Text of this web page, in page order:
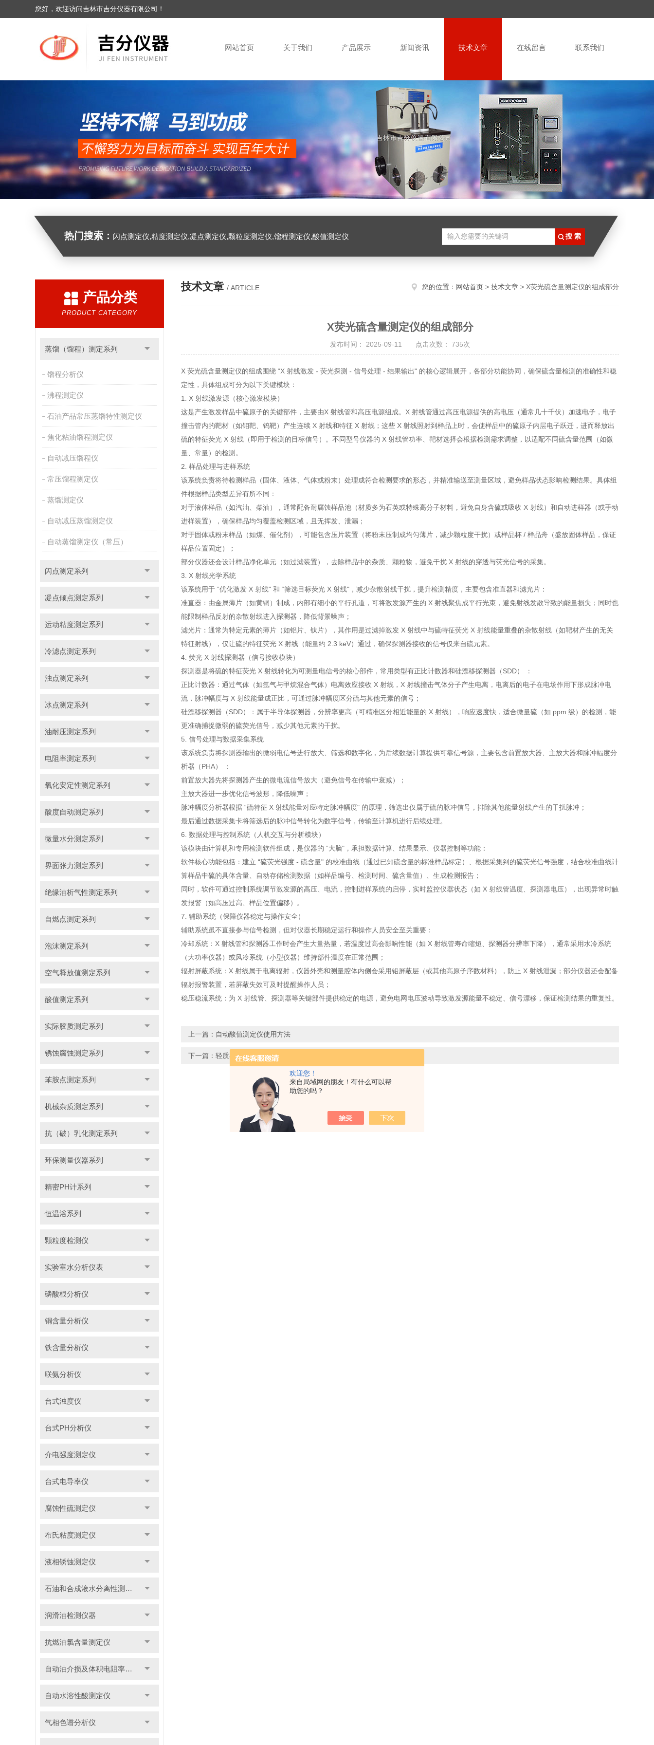
欢迎您！
来自局域网的朋友！有什么可以帮
助您的吗？
您好，欢迎访问吉林市吉分仪器有限公司！
网站首页 关于我们 产品展示 新闻资讯 技术文章 在线留言 联系我们
热门搜索： 闪点测定仪,粘度测定仪,凝点测定仪,颗粒度测定仪,馏程测定仪,酸值测定仪
产品分类
PRODUCT CATEGORY
蒸馏（馏程）测定系列
馏程分析仪
沸程测定仪
石油产品常压蒸馏特性测定仪
焦化粘油馏程测定仪
自动减压馏程仪
常压馏程测定仪
蒸馏测定仪
自动减压蒸馏测定仪
自动蒸馏测定仪（常压）
闪点测定系列
凝点倾点测定系列
运动粘度测定系列
冷滤点测定系列
浊点测定系列
冰点测定系列
油耐压测定系列
电阻率测定系列
氧化安定性测定系列
酸度自动测定系列
微量水分测定系列
界面张力测定系列
绝缘油析气性测定系列
自燃点测定系列
泡沫测定系列
空气释放值测定系列
酸值测定系列
实际胶质测定系列
锈蚀腐蚀测定系列
苯胺点测定系列
机械杂质测定系列
抗（破）乳化测定系列
环保测量仪器系列
精密PH计系列
恒温浴系列
颗粒度检测仪
实验室水分析仪表
磷酸根分析仪
铜含量分析仪
铁含量分析仪
联氨分析仪
台式浊度仪
台式PH分析仪
介电强度测定仪
台式电导率仪
腐蚀性硫测定仪
布氏粘度测定仪
液相锈蚀测定仪
石油和合成液水分离性测定仪
润滑油检测仪器
抗燃油氯含量测定仪
自动油介损及体积电阻率测定仪
自动水溶性酸测定仪
气相色谱分析仪
技术文章 / ARTICLE 您的位置： 网站首页 > 技术文章 > X荧光硫含量测定仪的组成部分
X荧光硫含量测定仪的组成部分
发布时间： 2025-09-11 点击次数： 735次
X 荧光硫含量测定仪的组成围绕 “X 射线激发 - 荧光探测 - 信号处理 - 结果输出" 的核心逻辑展开，各部分功能协同，确保硫含量检测的准确性和稳
定性，具体组成可分为以下关键模块：
1. X 射线激发源（核心激发模块）
这是产生激发样品中硫原子的关键部件，主要由X 射线管和高压电源组成。X 射线管通过高压电源提供的高电压（通常几十千伏）加速电子，电子
撞击管内的靶材（如钼靶、钨靶）产生连续 X 射线和特征 X 射线；这些 X 射线照射到样品上时，会使样品中的硫原子内层电子跃迁，进而释放出
硫的特征荧光 X 射线（即用于检测的目标信号）。不同型号仪器的 X 射线管功率、靶材选择会根据检测需求调整，以适配不同硫含量范围（如微
量、常量）的检测。
2. 样品处理与进样系统
该系统负责将待检测样品（固体、液体、气体或粉末）处理成符合检测要求的形态，并精准输送至测量区域，避免样品状态影响检测结果。具体组
件根据样品类型差异有所不同：
对于液体样品（如汽油、柴油），通常配备耐腐蚀样品池（材质多为石英或特殊高分子材料，避免自身含硫或吸收 X 射线）和自动进样器（或手动
进样装置），确保样品均匀覆盖检测区域，且无挥发、泄漏；
对于固体或粉末样品（如煤、催化剂），可能包含压片装置（将粉末压制成均匀薄片，减少颗粒度干扰）或样品杯 / 样品舟（盛放固体样品，保证
样品位置固定）；
部分仪器还会设计样品净化单元（如过滤装置），去除样品中的杂质、颗粒物，避免干扰 X 射线的穿透与荧光信号的采集。
3. X 射线光学系统
该系统用于 “优化激发 X 射线" 和 “筛选目标荧光 X 射线"，减少杂散射线干扰，提升检测精度，主要包含准直器和滤光片：
准直器：由金属薄片（如黄铜）制成，内部有细小的平行孔道，可将激发源产生的 X 射线聚焦成平行光束，避免射线发散导致的能量损失；同时也
能限制样品反射的杂散射线进入探测器，降低背景噪声；
滤光片：通常为特定元素的薄片（如铝片、钛片），其作用是过滤掉激发 X 射线中与硫特征荧光 X 射线能量重叠的杂散射线（如靶材产生的无关
特征射线），仅让硫的特征荧光 X 射线（能量约 2.3 keV）通过，确保探测器接收的信号仅来自硫元素。
4. 荧光 X 射线探测器（信号接收模块）
探测器是将硫的特征荧光 X 射线转化为可测量电信号的核心部件，常用类型有正比计数器和硅漂移探测器（SDD） ：
正比计数器：通过气体（如氩气与甲烷混合气体）电离效应接收 X 射线，X 射线撞击气体分子产生电离，电离后的电子在电场作用下形成脉冲电
流，脉冲幅度与 X 射线能量成正比，可通过脉冲幅度区分硫与其他元素的信号；
硅漂移探测器（SDD）：属于半导体探测器，分辨率更高（可精准区分相近能量的 X 射线），响应速度快，适合微量硫（如 ppm 级）的检测，能
更准确捕捉微弱的硫荧光信号，减少其他元素的干扰。
5. 信号处理与数据采集系统
该系统负责将探测器输出的微弱电信号进行放大、筛选和数字化，为后续数据计算提供可靠信号源，主要包含前置放大器、主放大器和脉冲幅度分
析器（PHA） ：
前置放大器先将探测器产生的微电流信号放大（避免信号在传输中衰减）；
主放大器进一步优化信号波形，降低噪声；
脉冲幅度分析器根据 “硫特征 X 射线能量对应特定脉冲幅度" 的原理，筛选出仅属于硫的脉冲信号，排除其他能量射线产生的干扰脉冲；
最后通过数据采集卡将筛选后的脉冲信号转化为数字信号，传输至计算机进行后续处理。
6. 数据处理与控制系统（人机交互与分析模块）
该模块由计算机和专用检测软件组成，是仪器的 “大脑"，承担数据计算、结果显示、仪器控制等功能：
软件核心功能包括：建立 “硫荧光强度 - 硫含量" 的校准曲线（通过已知硫含量的标准样品标定）、根据采集到的硫荧光信号强度，结合校准曲线计
算样品中硫的具体含量、自动存储检测数据（如样品编号、检测时间、硫含量值）、生成检测报告；
同时，软件可通过控制系统调节激发源的高压、电流，控制进样系统的启停，实时监控仪器状态（如 X 射线管温度、探测器电压），出现异常时触
发报警（如高压过高、样品位置偏移）。
7. 辅助系统（保障仪器稳定与操作安全）
辅助系统虽不直接参与信号检测，但对仪器长期稳定运行和操作人员安全至关重要：
冷却系统：X 射线管和探测器工作时会产生大量热量，若温度过高会影响性能（如 X 射线管寿命缩短、探测器分辨率下降），通常采用水冷系统
（大功率仪器）或风冷系统（小型仪器）维持部件温度在正常范围；
辐射屏蔽系统：X 射线属于电离辐射，仪器外壳和测量腔体内侧会采用铅屏蔽层（或其他高原子序数材料），防止 X 射线泄漏；部分仪器还会配备
辐射报警装置，若屏蔽失效可及时提醒操作人员；
稳压稳流系统：为 X 射线管、探测器等关键部件提供稳定的电源，避免电网电压波动导致激发源能量不稳定、信号漂移，保证检测结果的重复性。
上一篇： 自动酸值测定仪使用方法
下一篇： 轻质石油浊点结晶点测定仪的使用方法